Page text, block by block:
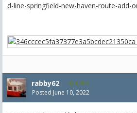
d-line-springfield-new-haven-route-add-
rabby62 8,454
Posted June 10, 2022